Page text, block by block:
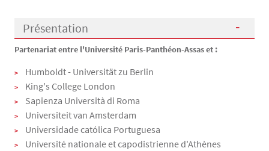
Présentation
Présentation
Partenariat entre l'Université Paris-Panthéon-Assas et :
Humboldt - Universität zu Berlin
King's College London
Sapienza Università di Roma
Universiteit van Amsterdam
Universidade católica Portuguesa
Université nationale et capodistrienne d'Athènes